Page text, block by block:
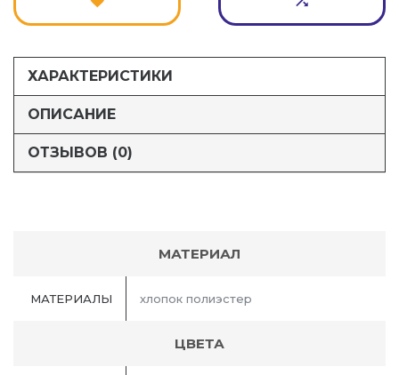
ХАРАКТЕРИСТИКИ
ОПИСАНИЕ
ОТЗЫВОВ (0)
МАТЕРИАЛ
МАТЕРИАЛЫ хлопок полиэстер
ЦВЕТА